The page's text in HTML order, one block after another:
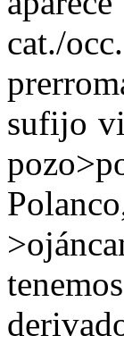
cat./
sufijo